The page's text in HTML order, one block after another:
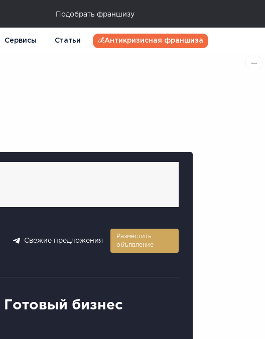
Подобрать франшизу
Сервисы Статьи 💰Антикризисная франшиза
Свежие предложения
Разместить
объявление
Готовый бизнес